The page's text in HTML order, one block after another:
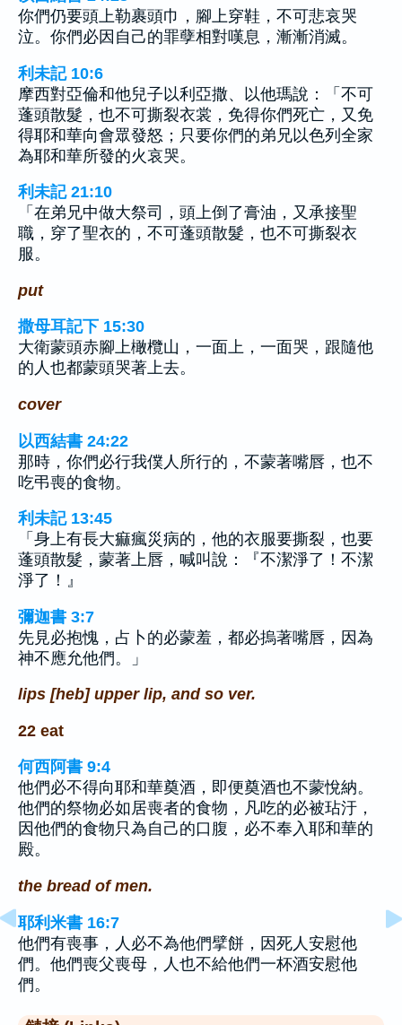
你們仍要頭上勒裹頭巾，腳上穿鞋，不可悲哀哭
泣。你們必因自己的罪孽相對嘆息，漸漸消滅。
利未記 10:6
摩西對亞倫和他兒子以利亞撒、以他瑪說：「不可
蓬頭散髮，也不可撕裂衣裳，免得你們死亡，又免
得耶和華向會眾發怒；只要你們的弟兄以色列全家
為耶和華所發的火哀哭。
利未記 21:10
「在弟兄中做大祭司，頭上倒了膏油，又承接聖
職，穿了聖衣的，不可蓬頭散髮，也不可撕裂衣
服。
put
撒母耳記下 15:30
大衛蒙頭赤腳上橄欖山，一面上，一面哭，跟隨他
的人也都蒙頭哭著上去。
cover
以西結書 24:22
那時，你們必行我僕人所行的，不蒙著嘴唇，也不
吃弔喪的食物。
利未記 13:45
「身上有長大痲瘋災病的，他的衣服要撕裂，也要
蓬頭散髮，蒙著上唇，喊叫說：『不潔淨了！不潔
淨了！』
彌迦書 3:7
先見必抱愧，占卜的必蒙羞，都必摀著嘴唇，因為
神不應允他們。」
lips [heb] upper lip, and so ver.
22 eat
何西阿書 9:4
他們必不得向耶和華奠酒，即便奠酒也不蒙悅納。
他們的祭物必如居喪者的食物，凡吃的必被玷汙，
因他們的食物只為自己的口腹，必不奉入耶和華的
殿。
the bread of men.
耶利米書 16:7
他們有喪事，人必不為他們擘餅，因死人安慰他
們。他們喪父喪母，人也不給他們一杯酒安慰他
們。